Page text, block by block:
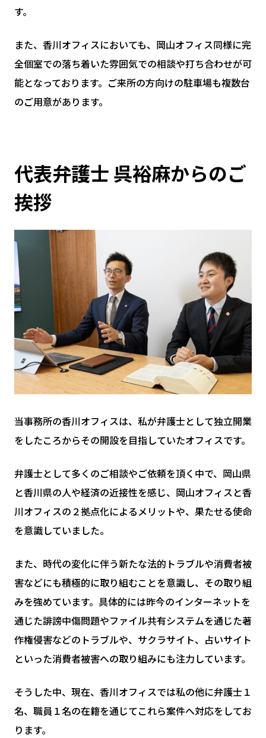
す。
また、香川オフィスにおいても、岡山オフィス同様に完
全個室での落ち着いた雰囲気での相談や打ち合わせが可
能となっております。ご来所の方向けの駐車場も複数台
のご用意があります。
代表弁護士 呉裕麻からのご
挨拶
当事務所の香川オフィスは、私が弁護士として独立開業
をしたころからその開設を目指していたオフィスです。
弁護士として多くのご相談やご依頼を頂く中で、岡山県
と香川県の人や経済の近接性を感じ、岡山オフィスと香
川オフィスの２拠点化によるメリットや、果たせる使命
を意識していました。
また、時代の変化に伴う新たな法的トラブルや消費者被
害などにも積極的に取り組むことを意識し、その取り組
みを強めています。具体的には昨今のインターネットを
通じた誹謗中傷問題やファイル共有システムを通じた著
作権侵害などのトラブルや、サクラサイト、占いサイト
といった消費者被害への取り組みにも注力しています。
そうした中、現在、香川オフィスでは私の他に弁護士１
名、職員１名の在籍を通じてこれら案件へ対応をしてお
ります。